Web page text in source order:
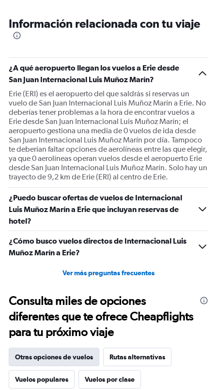
Información relacionada con tu viaje
¿A qué aeropuerto llegan los vuelos a Erie desde
San Juan Internacional Luis Muñoz Marín?
Erie (ERI) es el aeropuerto del que saldrás si reservas un
vuelo de San Juan Internacional Luis Muñoz Marín a Erie. No
deberías tener problemas a la hora de encontrar vuelos a
Erie desde San Juan Internacional Luis Muñoz Marín; el
aeropuerto gestiona una media de 0 vuelos de ida desde
San Juan Internacional Luis Muñoz Marín por día. Tampoco
te deberían faltar opciones de aerolíneas entre las que elegir,
ya que 0 aerolíneas operan vuelos desde el aeropuerto Erie
desde San Juan Internacional Luis Muñoz Marín. Solo hay un
trayecto de 9,2 km de Erie (ERI) al centro de Erie.
¿Puedo buscar ofertas de vuelos de Internacional
Luis Muñoz Marín a Erie que incluyan reservas de
hotel?
¿Cómo busco vuelos directos de Internacional Luis
Muñoz Marín a Erie?
Ver más preguntas frecuentes
Consulta miles de opciones
diferentes que te ofrece Cheapflights
para tu próximo viaje
Otras opciones de vuelos Rutas alternativas
Vuelos populares Vuelos por clase